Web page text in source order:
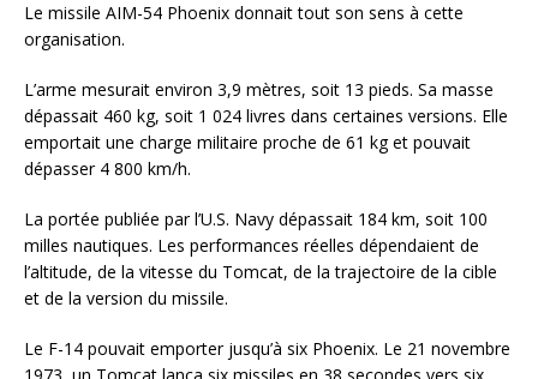
Le missile AIM-54 Phoenix donnait tout son sens à cette
organisation.
L’arme mesurait environ 3,9 mètres, soit 13 pieds. Sa masse
dépassait 460 kg, soit 1 024 livres dans certaines versions. Elle
emportait une charge militaire proche de 61 kg et pouvait
dépasser 4 800 km/h.
La portée publiée par l’U.S. Navy dépassait 184 km, soit 100
milles nautiques. Les performances réelles dépendaient de
l’altitude, de la vitesse du Tomcat, de la trajectoire de la cible
et de la version du missile.
Le F-14 pouvait emporter jusqu’à six Phoenix. Le 21 novembre